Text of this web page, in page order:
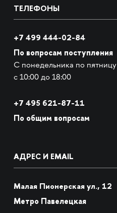
ТЕЛЕФОНЫ
+7 499 444-02-84
По вопросам поступления
С понедельника по пятницу
с 10:00 до 18:00
+7 495 621-87-11
По общим вопросам
АДРЕС И EMAIL
Малая Пионерская ул., 12
Метро Павелецкая